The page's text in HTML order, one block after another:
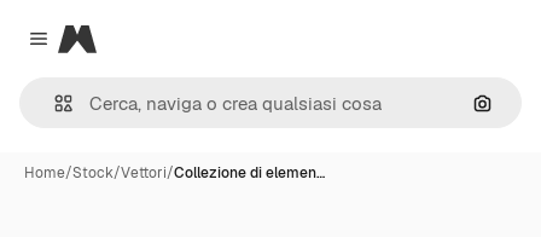
Close menu
Magnific
Cerca
Home/Stock/Vettori/Collezione di elemen…